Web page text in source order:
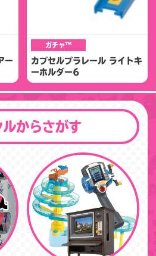
ー
ガチャ™
カプセルプラレール ライトキ
ーホルダー6
ルからさがす